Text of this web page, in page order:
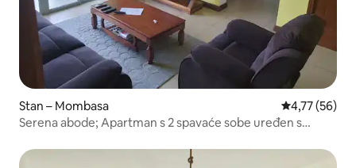
Stan – Mombasa Prosječna
4,77 (56)
Serena abode; Apartman s 2 spavaće sobe uređen s